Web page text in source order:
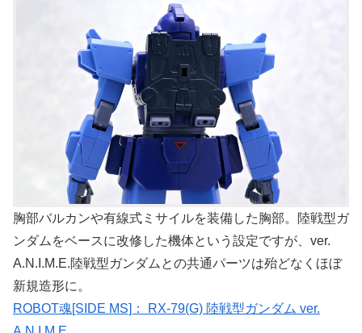
胸部バルカンや有線式ミサイルを装備した胸部。陸戦型ガ
ンダムをベースに改修した機体という設定ですが、ver.
A.N.I.M.E.陸戦型ガンダムとの共通パーツは殆どなくほぼ
新規造形に。
ROBOT魂[SIDE MS]： RX-79(G) 陸戦型ガンダム ver.